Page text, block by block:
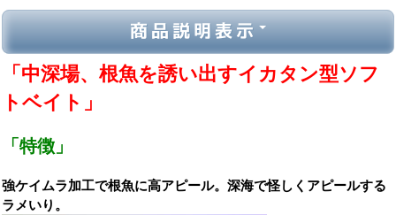
商品説明表示
「中深場、根魚を誘い出すイカタン型ソフ
トベイト」
「特徴」
強ケイムラ加工で根魚に高アピール。深海で怪しくアピールする
ラメいり。